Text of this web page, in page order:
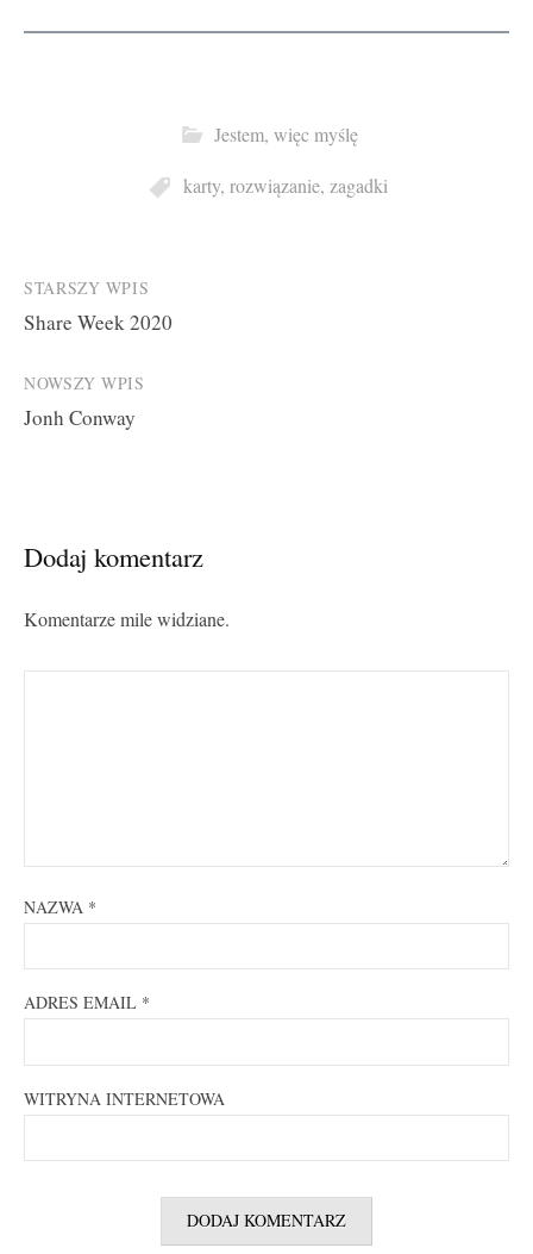
Jestem, więc myślę
karty, rozwiązanie, zagadki
Post
navigation
STARSZY WPIS
Share Week 2020
NOWSZY WPIS
Jonh Conway
Dodaj komentarz
Komentarze mile widziane.
NAZWA *
ADRES EMAIL *
WITRYNA INTERNETOWA